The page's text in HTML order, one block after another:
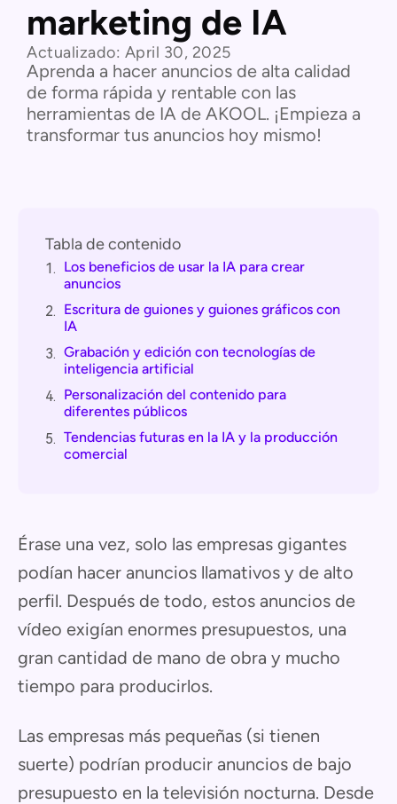
marketing de IA
Actualizado: April 30, 2025
Aprenda a hacer anuncios de alta calidad
de forma rápida y rentable con las
herramientas de IA de AKOOL. ¡Empieza a
transformar tus anuncios hoy mismo!
Tabla de contenido
1. Los beneficios de usar la IA para crear
anuncios
2. Escritura de guiones y guiones gráficos con
IA
3. Grabación y edición con tecnologías de
inteligencia artificial
4. Personalización del contenido para
diferentes públicos
5. Tendencias futuras en la IA y la producción
comercial
Érase una vez, solo las empresas gigantes
podían hacer anuncios llamativos y de alto
perfil. Después de todo, estos anuncios de
vídeo exigían enormes presupuestos, una
gran cantidad de mano de obra y mucho
tiempo para producirlos.
Las empresas más pequeñas (si tienen
suerte) podrían producir anuncios de bajo
presupuesto en la televisión nocturna. Desde